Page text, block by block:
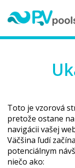
Toto je vzorová
pretože ostane
navigácii vašej
Väčšina ľudí
potenciálnym
niečo ako: